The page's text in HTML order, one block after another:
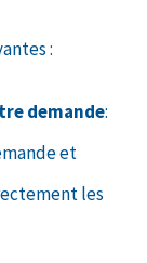
:
demande:
et
les